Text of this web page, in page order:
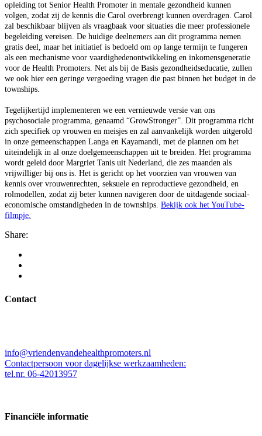
opleiding tot Senior Health Promoter in mentale gezondheid kunnen
volgen, zodat zij de kennis die Carol overbrengt kunnen overdragen. Carol
zal beschikbaar blijven als vraagbaak voor situaties die meer professionele
begeleiding vereisen. De huidige deelnemers aan dit programma nemen
gratis deel, maar het initiatief is bedoeld om op lange termijn te fungeren
als een mechanisme voor vaardighedenontwikkeling en inkomensgeneratie
voor de Health Promoters. Net als bij de Basis gezondheidseducatie, zullen
we ook hier een geringe vergoeding vragen die past binnen het budget in de
townships.
Tegelijkertijd implementeren we een vernieuwde versie van ons
psychosociale programma, genaamd “GrowStronger”. Dit programma richt
zich specifiek op vrouwen en meisjes en zal aanvankelijk worden uitgerold
in onze gemeenschappen Langa en Kayamandi, met de plannen om het
uiteindelijk in al onze doelgemeenschappen uit te breiden. Het programma
wordt geleid door Margriet Tanis uit Nederland, die zes maanden als
vrijwilliger bij ons is. Het is gericht op het voorzien van vrouwen van
kennis over vrouwenrechten, seksuele en reproductieve gezondheid, en
rolmodellen, zodat zij beter kunnen navigeren door de uitdagende sociaal-
economische omstandigheden in de townships. Bekijk ook het YouTube-
filmpje.
Share:
Contact
info@vriendenvandehealthpromoters.nl
Contactpersoon voor dagelijkse werkzaamheden:
tel.nr. 06-42013957
Financiële informatie